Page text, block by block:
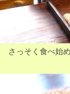
さっそく食べ始